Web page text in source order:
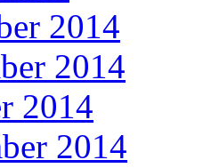
2014
2014
2014
2014